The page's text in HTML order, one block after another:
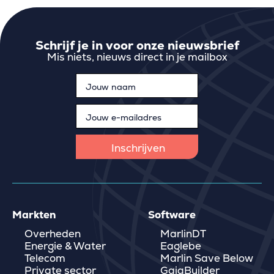
Schrijf je in voor onze nieuwsbrief
Mis niets, nieuws direct in je mailbox
Markten
Overheden
Energie & Water
Telecom
Private sector
Software
MarlinDT
Eaglebe
Marlin Save Below
GaiaBuilder